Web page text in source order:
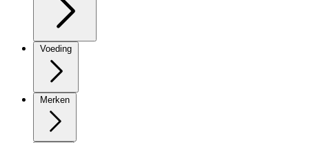
Voeding
Merken